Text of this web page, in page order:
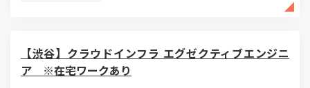
【渋谷】クラウドインフラ エグゼクティブエンジニ
ア ※在宅ワークあり